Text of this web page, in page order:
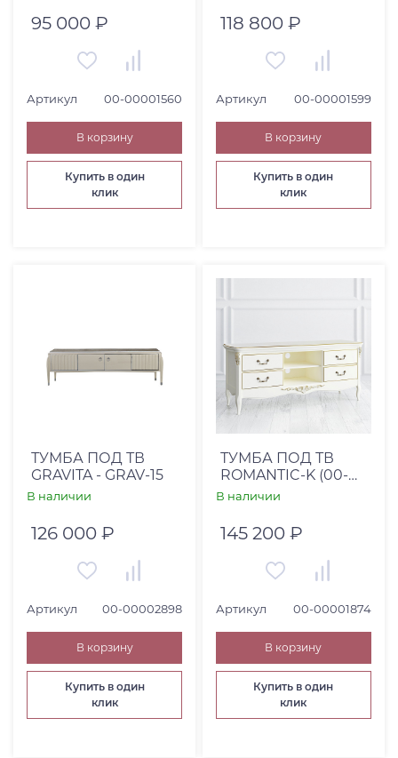
95 000 ₽
Артикул 00-00001560
В корзину
Купить в один
клик
118 800 ₽
Артикул 00-00001599
В корзину
Купить в один
клик
ТУМБА ПОД ТВ
GRAVITA - GRAV-15
В наличии
126 000 ₽
Артикул 00-00002898
В корзину
Купить в один
клик
ТУМБА ПОД ТВ
ROMANTIC-K (00-
00001874)
В наличии
145 200 ₽
Артикул 00-00001874
В корзину
Купить в один
клик